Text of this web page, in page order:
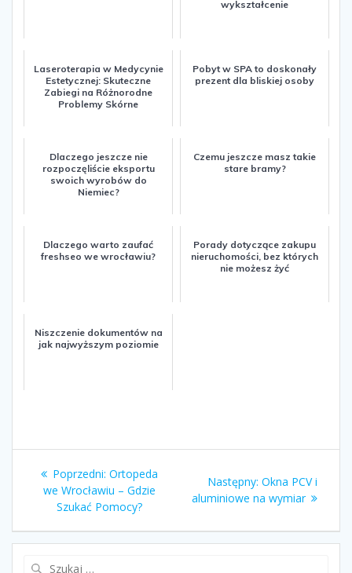
wykształcenie
Laseroterapia w Medycynie
Estetycznej: Skuteczne
Zabiegi na Różnorodne
Problemy Skórne
Pobyt w SPA to doskonały
prezent dla bliskiej osoby
Dlaczego jeszcze nie
rozpoczęliście eksportu
swoich wyrobów do
Niemiec?
Czemu jeszcze masz takie
stare bramy?
Dlaczego warto zaufać
freshseo we wrocławiu?
Porady dotyczące zakupu
nieruchomości, bez których
nie możesz żyć
Niszczenie dokumentów na
jak najwyższym poziomie
Nawigacja
wpisu
Poprzedni: Poprzedni
wpis:
Ortopeda
we Wrocławiu – Gdzie
Szukać Pomocy?
Następny: Następny
wpis:
Okna PCV i
aluminiowe na wymiar